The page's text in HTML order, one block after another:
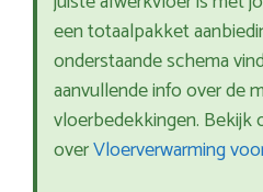
een totaalpakket
onderstaande schema
aanvullende info over de
vloerbedekkingen. Bekijk
overVloerverwarming